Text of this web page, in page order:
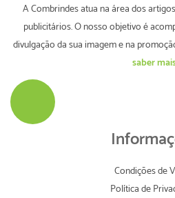
A Combrindes atua na área dos
publicitários. O nosso objetivo é
divulgação da sua imagem e na
saber
Condições de
Política de